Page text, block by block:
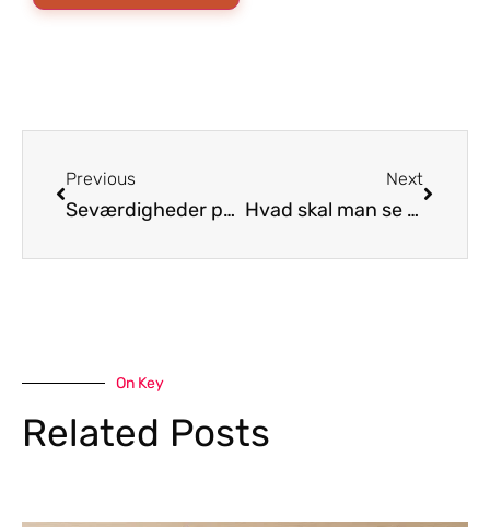
Previous
Seværdigheder på Lolland-Falster – Knuthenborg, Marielyst og Middelaldercentret
Next
Hvad skal man se på Lofoten
On Key
Related Posts